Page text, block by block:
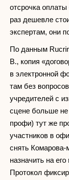
отсрочка
раз дешевле
экспертам, они
По данным
В., копия
в электронной
там без
учредителей с
сцене больше не
профи) тут же
участников в
снять Комарова-
назначить на
Протокол